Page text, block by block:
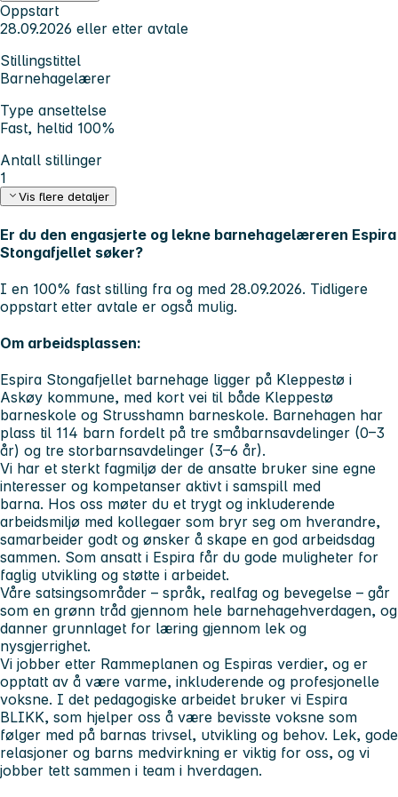
Oppstart
28.09.2026 eller etter avtale
Stillingstittel
Barnehagelærer
Type ansettelse
Fast, heltid 100%
Antall stillinger
1
Vis flere detaljer
Er du den engasjerte og lekne barnehagelæreren Espira
Stongafjellet søker?
I en 100% fast stilling fra og med 28.09.2026. Tidligere
oppstart etter avtale er også mulig.
Om arbeidsplassen:
Espira Stongafjellet barnehage ligger på Kleppestø i
Askøy kommune, med kort vei til både Kleppestø
barneskole og Strusshamn barneskole. Barnehagen har
plass til 114 barn fordelt på tre småbarnsavdelinger (0–3
år) og tre storbarnsavdelinger (3–6 år).
Vi har et sterkt fagmiljø der de ansatte bruker sine egne
interesser og kompetanser aktivt i samspill med
barna. Hos oss møter du et trygt og inkluderende
arbeidsmiljø med kollegaer som bryr seg om hverandre,
samarbeider godt og ønsker å skape en god arbeidsdag
sammen. Som ansatt i Espira får du gode muligheter for
faglig utvikling og støtte i arbeidet.
Våre satsingsområder – språk, realfag og bevegelse – går
som en grønn tråd gjennom hele barnehagehverdagen, og
danner grunnlaget for læring gjennom lek og
nysgjerrighet.
Vi jobber etter Rammeplanen og Espiras verdier, og er
opptatt av å være varme, inkluderende og profesjonelle
voksne. I det pedagogiske arbeidet bruker vi Espira
BLIKK, som hjelper oss å være bevisste voksne som
følger med på barnas trivsel, utvikling og behov. Lek, gode
relasjoner og barns medvirkning er viktig for oss, og vi
jobber tett sammen i team i hverdagen.